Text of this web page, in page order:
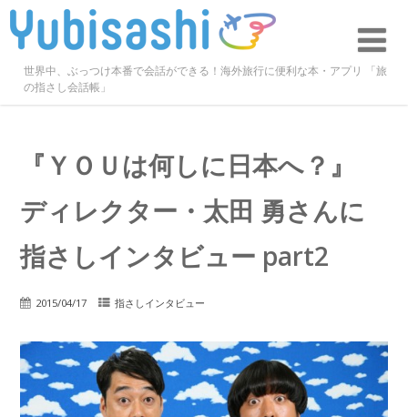
世界中、ぶっつけ本番で会話ができる！海外旅行に便利な本・アプリ 「旅
の指さし会話帳」
『ＹＯＵは何しに日本へ？』
ディレクター・太田 勇さんに
指さしインタビュー part2
2015/04/17 指さしインタビュー